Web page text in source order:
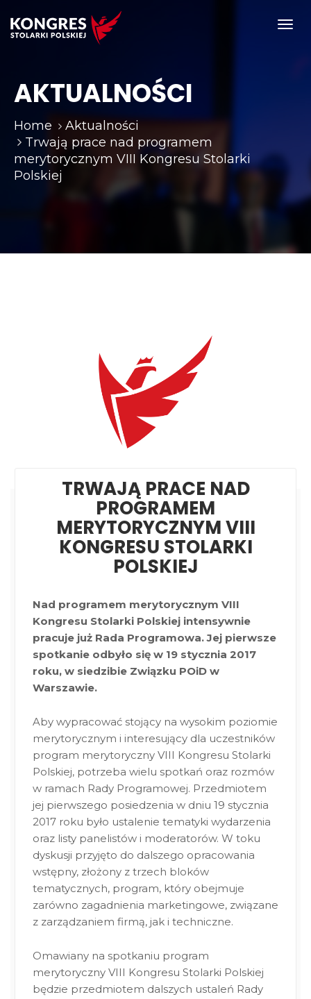
AKTUALNOŚCI
Home
Aktualności
Trwają prace nad programem
merytorycznym VIII Kongresu Stolarki
Polskiej
TRWAJĄ PRACE NAD
PROGRAMEM
MERYTORYCZNYM VIII
KONGRESU STOLARKI
POLSKIEJ
Nad programem merytorycznym VIII
Kongresu Stolarki Polskiej intensywnie
pracuje już Rada Programowa. Jej pierwsze
spotkanie odbyło się w 19 stycznia 2017
roku, w siedzibie Związku POiD w
Warszawie.
Aby wypracować stojący na wysokim poziomie
merytorycznym i interesujący dla uczestników
program merytoryczny VIII Kongresu Stolarki
Polskiej, potrzeba wielu spotkań oraz rozmów
w ramach Rady Programowej. Przedmiotem
jej pierwszego posiedzenia w dniu 19 stycznia
2017 roku było ustalenie tematyki wydarzenia
oraz listy panelistów i moderatorów. W toku
dyskusji przyjęto do dalszego opracowania
wstępny, złożony z trzech bloków
tematycznych, program, który obejmuje
zarówno zagadnienia marketingowe, związane
z zarządzaniem firmą, jak i techniczne.
Omawiany na spotkaniu program
merytoryczny VIII Kongresu Stolarki Polskiej
będzie przedmiotem dalszych ustaleń Rady